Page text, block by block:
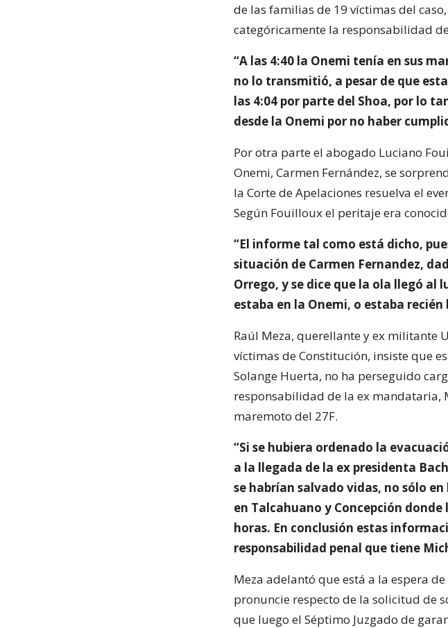
de las familias de 19 víctimas del
categóricamente la responsabilidad
“A las 4:40 la Onemi tenía en sus
no lo transmitió, a pesar de que
las 4:04 por parte del Shoa, por lo
desde la Onemi por no haber
Por otra parte el abogado Luciano
Onemi, Carmen Fernández, se
la Corte de Apelaciones resuelva el
Según Fouilloux el peritaje era
“El informe tal como está dicho,
situación de Carmen Fernandez,
Orrego, y se dice que la ola llegó al
estaba en la Onemi, o estaba recién
Raúl Meza, querellante y ex militante
víctimas de Constitución, insiste que
Solange Huerta, no ha perseguido
responsabilidad de la ex mandataria,
maremoto del 27F.
“Si se hubiera ordenado la
a la llegada de la ex presidenta
se habrían salvado vidas, no sólo
en Talcahuano y Concepción
horas. En conclusión estas
responsabilidad penal que tiene
Meza adelantó que está a la espera
pronuncie respecto de la solicitud de
que luego el Séptimo Juzgado de